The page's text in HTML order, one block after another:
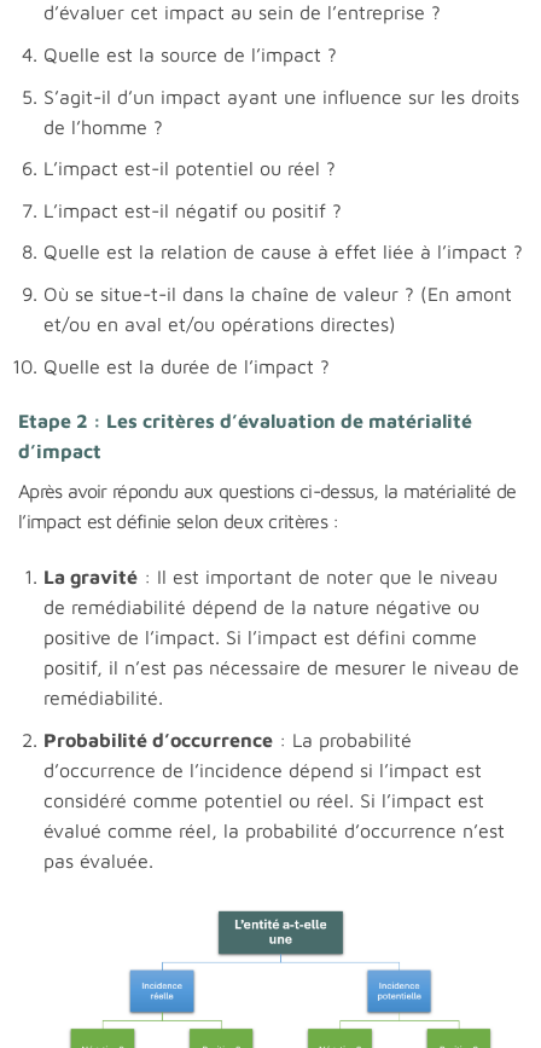
d’évaluer cet impact au sein de l’entreprise ?
Quelle est la source de l’impact ?
S’agit-il d’un impact ayant une influence sur les droits
de l’homme ?
L’impact est-il potentiel ou réel ?
L’impact est-il négatif ou positif ?
Quelle est la relation de cause à effet liée à l’impact ?
Où se situe-t-il dans la chaîne de valeur ? (En amont
et/ou en aval et/ou opérations directes)
Quelle est la durée de l’impact ?
Etape 2 : Les critères d’évaluation de matérialité
d’impact
Après avoir répondu aux questions ci-dessus, la matérialité de
l’impact est définie selon deux critères :
La gravité: Il est important de noter que le niveau
de remédiabilité dépend de la nature négative ou
positive de l’impact. Si l’impact est défini comme
positif, il n’est pas nécessaire de mesurer le niveau de
remédiabilité.
Probabilité d’occurrence: La probabilité
d’occurrence de l’incidence dépend si l’impact est
considéré comme potentiel ou réel. Si l’impact est
évalué comme réel, la probabilité d’occurrence n’est
pas évaluée.